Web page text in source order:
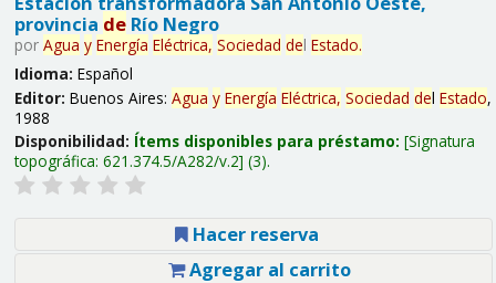
provincia deRío Negro
por Agua y Energía Eléctrica, Sociedad del Estado.
Idioma: Español
Editor: Buenos Aires: Agua y Energía Eléctrica, Sociedad del Estado,
1988
Disponibilidad: Ítems disponibles para préstamo: Signatura
topográfica: 621.374.5/A282/v.2 (3).
Hacer reserva
Agregar al carrito